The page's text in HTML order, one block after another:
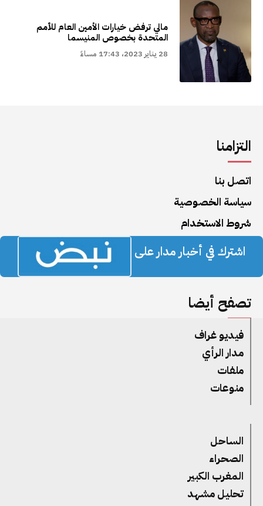
مالي ترفض خيارات الأمين العام للأمم
المتحدة بخصوص المنيسما
28 يناير 2023، 17:43 مساءً
التزامنا
اتصل بنا
سياسة الخصوصية
شروط الاستخدام
اشترك في أخبار مدار على
تصفح أيضا
فيديو غراف
مدار الرأي
ملفات
منوعات
الساحل
الصحراء
المغرب الكبير
تحليل مشهد